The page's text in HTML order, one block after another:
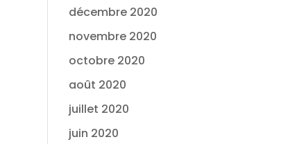
décembre 2020
novembre 2020
octobre 2020
août 2020
juillet 2020
juin 2020